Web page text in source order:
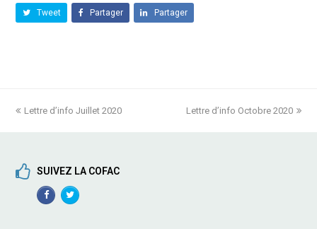
Tweet Partager Partager
previous
Lettre d’info Juillet 2020
next
Lettre d’info Octobre 2020
SUIVEZ LA COFAC
FacebookTwitterProfile